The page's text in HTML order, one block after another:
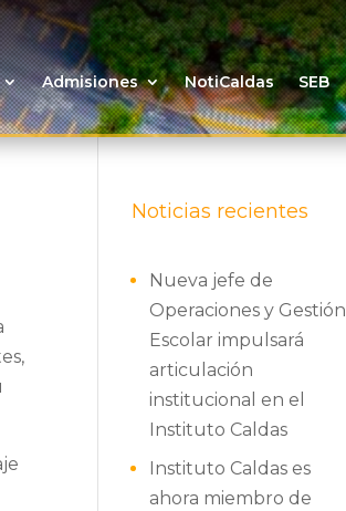
Admisiones NotiCaldas SEB
Noticias recientes
Nueva jefe de
Operaciones y Gestión
Escolar impulsará
articulación
institucional en el
Instituto Caldas
Instituto Caldas es
ahora miembro de